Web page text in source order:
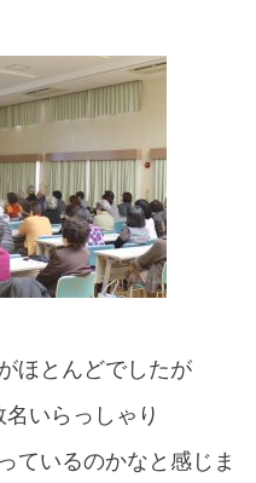
ほとんどでしたが
いらっしゃり
ているのかなと感じま